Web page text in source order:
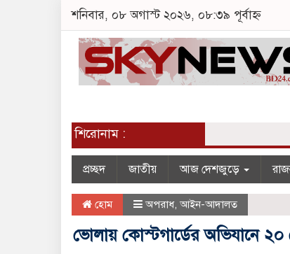
শনিবার, ০৮ অগাস্ট ২০২৬, ০৮:৩৯ পূর্বাহ্ন
শিরোনাম :
প্রচ্ছদ জাতীয় আজ দেশজুড়ে
হোম অপরাধ, আইন-আদালত
ভোলায় কোস্টগার্ডের অভিযানে